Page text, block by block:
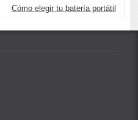
Cómo elegir tu batería portátil